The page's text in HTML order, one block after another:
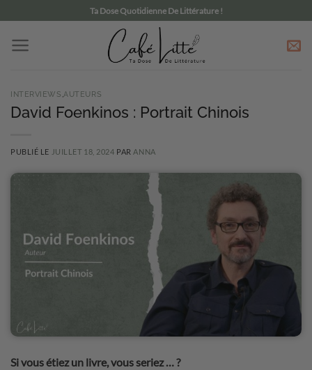
au
contenu
Ta Dose Quotidienne De Littérature !
INTERVIEWS,AUTEURS
David Foenkinos : Portrait Chinois
PUBLIÉ LE JUILLET 18, 2024 PAR ANNA
Si vous étiez un livre, vous seriez … ?